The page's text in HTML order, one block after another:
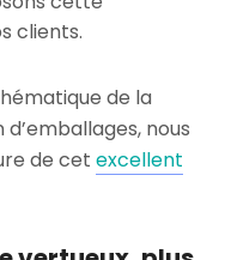
clients.
de la
nous
de cet excellent